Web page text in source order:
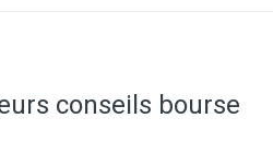
conseils bourse